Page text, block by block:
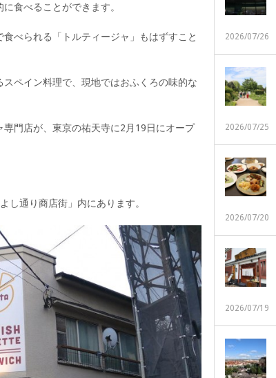
食べることができます。
べられる「トルティージャ」もはずすこと
ペイン料理で、現地ではおふくろの味的な
門店が、東京の祐天寺に2月19日にオープ
し通り商店街」内にあります。
2026/07/26
2026/07/25
2026/07/20
2026/07/19